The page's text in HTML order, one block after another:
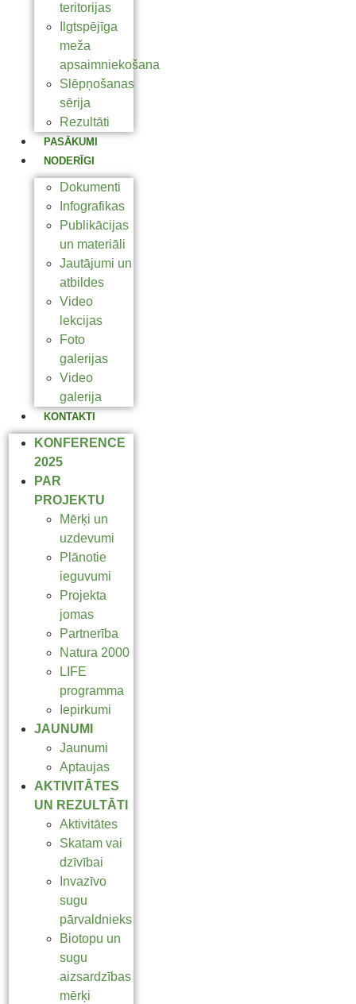
teritorijas
Ilgtspējīga
meža
apsaimniekošana
Slēpņošanas
sērija
Rezultāti
PASĀKUMI
NODERĪGI
Dokumenti
Infografikas
Publikācijas
un materiāli
Jautājumi un
atbildes
Video
lekcijas
Foto
galerijas
Video
galerija
KONTAKTI
KONFERENCE
2025
PAR
PROJEKTU
Mērķi un
uzdevumi
Plānotie
ieguvumi
Projekta
jomas
Partnerība
Natura 2000
LIFE
programma
Iepirkumi
JAUNUMI
Jaunumi
Aptaujas
AKTIVITĀTES
UN REZULTĀTI
Aktivitātes
Skatam vai
dzīvībai
Invazīvo
sugu
pārvaldnieks
Biotopu un
sugu
aizsardzības
mērķi